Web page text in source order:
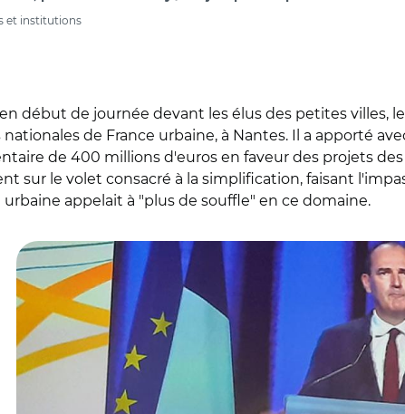
et institutions
début de journée devant les élus des petites villes,
de France urbaine, à Nantes. Il a apporté
de 400 millions d'euros en faveur des projets
sur le volet consacré à la simplification, faisant
appelait à "plus de souffle" en ce domaine.